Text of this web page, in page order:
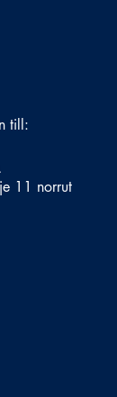
till:
11 norrut